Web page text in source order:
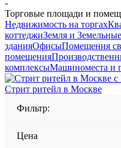
-
Торговые площади и
Недвижимость на торгах
коттеджиЗемля и
зданияОфисыПомещения
помещения
комплексыМашиноместа и
Стрит ритейл в Москве
Фильтр:
Цена